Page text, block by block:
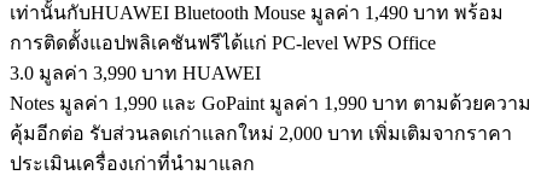
เท่านั้นกับHUAWEI Bluetooth Mouse มูลค่า 1,490 บาท พร้อม
การติดตั้งแอปพลิเคชันฟรีได้แก่ PC-level WPS Office
3.0 มูลค่า 3,990 บาท HUAWEI
Notes มูลค่า 1,990 และ GoPaint มูลค่า 1,990 บาท ตามด้วยความ
คุ้มอีกต่อ รับส่วนลดเก่าแลกใหม่ 2,000 บาท เพิ่มเติมจากราคา
ประเมินเครื่องเก่าที่นำมาแลก